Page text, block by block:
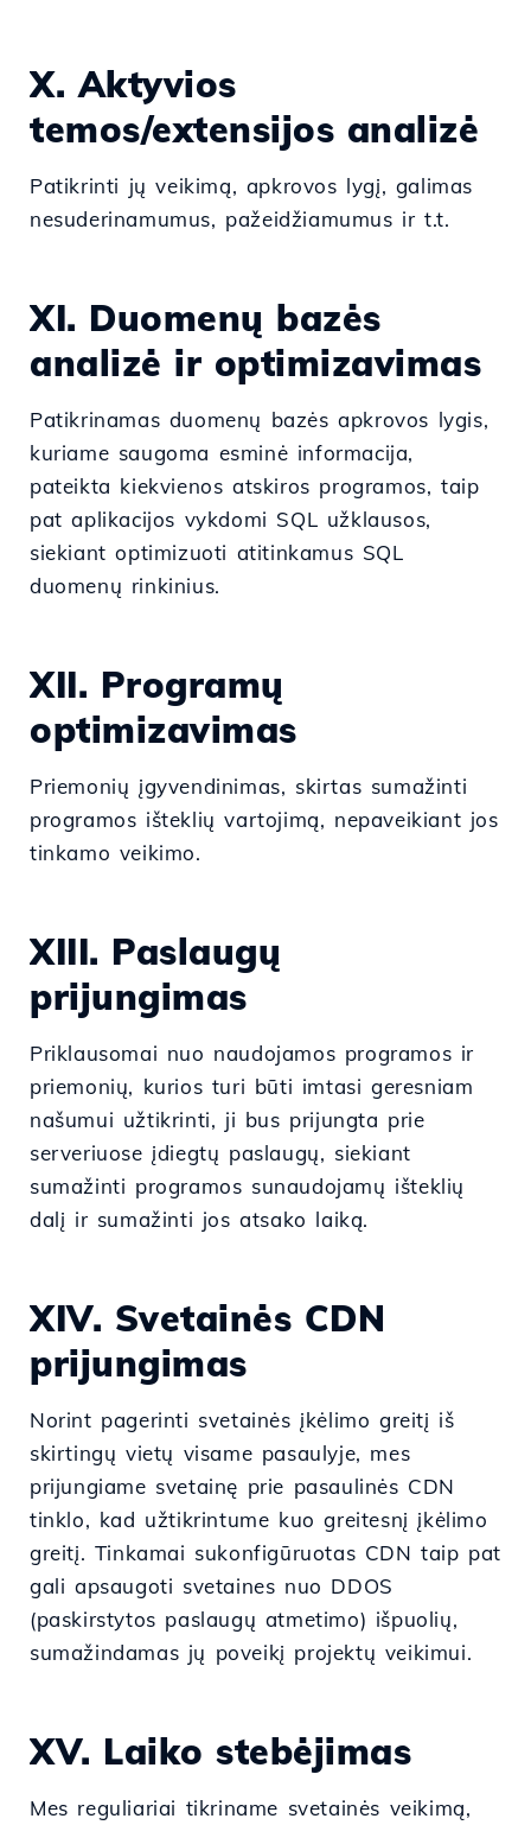
X. Aktyvios
temos/extensijos analizė
Patikrinti jų veikimą, apkrovos lygį, galimas
nesuderinamumus, pažeidžiamumus ir t.t.
XI. Duomenų bazės
analizė ir optimizavimas
Patikrinamas duomenų bazės apkrovos lygis,
kuriame saugoma esminė informacija,
pateikta kiekvienos atskiros programos, taip
pat aplikacijos vykdomi SQL užklausos,
siekiant optimizuoti atitinkamus SQL
duomenų rinkinius.
XII. Programų
optimizavimas
Priemonių įgyvendinimas, skirtas sumažinti
programos išteklių vartojimą, nepaveikiant jos
tinkamo veikimo.
XIII. Paslaugų
prijungimas
Priklausomai nuo naudojamos programos ir
priemonių, kurios turi būti imtasi geresniam
našumui užtikrinti, ji bus prijungta prie
serveriuose įdiegtų paslaugų, siekiant
sumažinti programos sunaudojamų išteklių
dalį ir sumažinti jos atsako laiką.
XIV. Svetainės CDN
prijungimas
Norint pagerinti svetainės įkėlimo greitį iš
skirtingų vietų visame pasaulyje, mes
prijungiame svetainę prie pasaulinės CDN
tinklo, kad užtikrintume kuo greitesnį įkėlimo
greitį. Tinkamai sukonfigūruotas CDN taip pat
gali apsaugoti svetaines nuo DDOS
(paskirstytos paslaugų atmetimo) išpuolių,
sumažindamas jų poveikį projektų veikimui.
XV. Laiko stebėjimas
Mes reguliariai tikriname svetainės veikimą,